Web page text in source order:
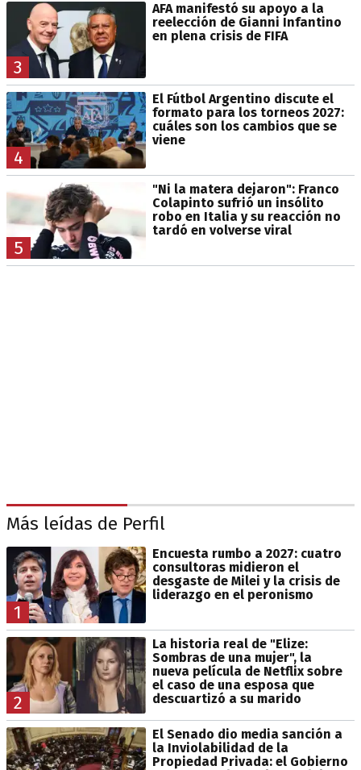
3
AFA manifestó su apoyo a la
reelección de Gianni Infantino
en plena crisis de FIFA
4
El Fútbol Argentino discute el
formato para los torneos 2027:
cuáles son los cambios que se
viene
5
"Ni la matera dejaron": Franco
Colapinto sufrió un insólito
robo en Italia y su reacción no
tardó en volverse viral
Más leídas de Perfil
1
Encuesta rumbo a 2027: cuatro
consultoras midieron el
desgaste de Milei y la crisis de
liderazgo en el peronismo
2
La historia real de "Elize:
Sombras de una mujer", la
nueva película de Netflix sobre
el caso de una esposa que
descuartizó a su marido
El Senado dio media sanción a
la Inviolabilidad de la
Propiedad Privada: el Gobierno